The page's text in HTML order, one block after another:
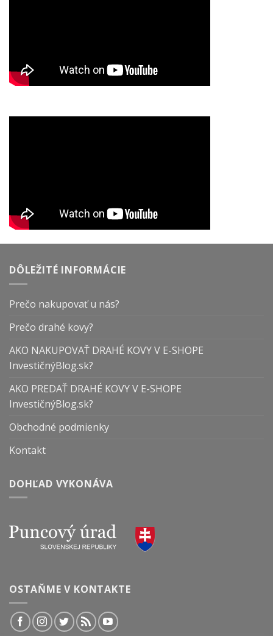
DÔLEŽITÉ INFORMÁCIE
Prečo nakupovať u nás?
Prečo drahé kovy?
AKO NAKUPOVAŤ DRAHÉ KOVY V E-SHOPE
InvestičnýBlog.sk?
AKO PREDAŤ DRAHÉ KOVY V E-SHOPE
InvestičnýBlog.sk?
Obchodné podmienky
Kontakt
DOHĽAD VYKONÁVA
OSTAŇME V KONTAKTE